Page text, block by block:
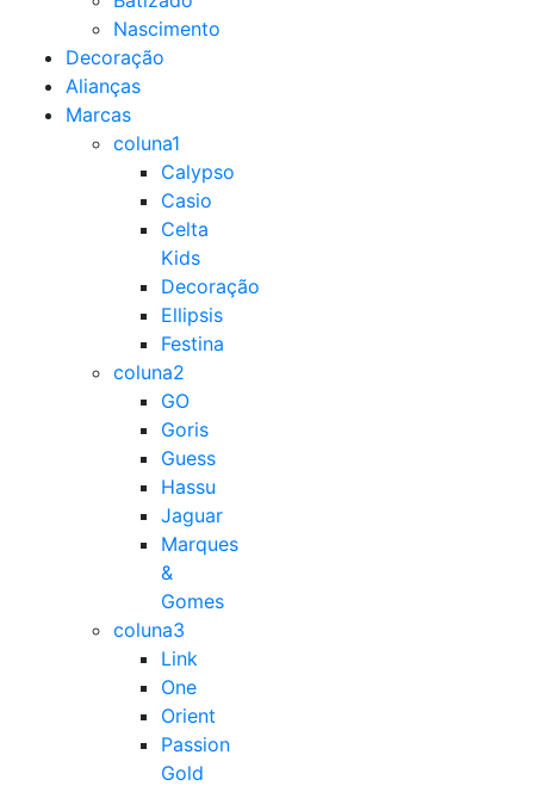
Nascimento
Decoração
Alianças
Marcas
coluna1
Calypso
Casio
Celta
Kids
Decoração
Ellipsis
Festina
coluna2
GO
Goris
Guess
Hassu
Jaguar
Marques
&
Gomes
coluna3
Link
One
Orient
Passion
Gold